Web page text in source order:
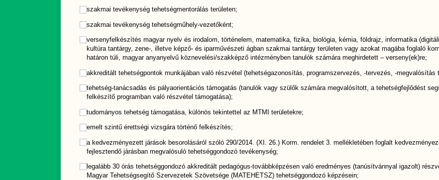
szakmai tevékenység tehetségmentorálás területen;
szakmai tevékenység tehetségműhely-vezetőként;
versenyfelkészítés magyar nyelv és irodalom, történelem, matematika, fizika, biológia, kémia, földrajz, informatika
kultúra tantárgy, zene-, illetve képző- és iparművészeti ágban szakmai tantárgy területen vagy azokat magába foglaló
határon túli, magyar anyanyelvű köznevelési/​szakképző intézményben tanulók számára meghirdetett – verseny(ek)re;
akkreditált tehetségpontok munkájában való részvétel (tehetségazonosítás, programszervezés, -tervezés, -megvalósítás
tehetség-tanácsadás és pályaorientációs támogatás (tanulók vagy szülők számára megvalósított, a tehetségfejlődést
felkészítő programban való részvétel támogatása);
tudományos tehetség támogatása, különös tekintettel az MTMI területekre;
emelt szintű érettségi vizsgára történő felkészítés;
a kedvezményezett járások besorolásáról szóló 290/​2014. (XI. 26.) Korm. rendelet 3. mellékletében foglalt
fejlesztendő járásban megvalósuló tehetséggondozó tevékenység;
legalább 30 órás tehetséggondozó akkreditált pedagógus-továbbképzésen való eredményes (tanúsítvánnyal igazolt)
Magyar Tehetségsegítő Szervezetek Szövetsége (MATEHETSZ) tehetséggondozó képzésein;